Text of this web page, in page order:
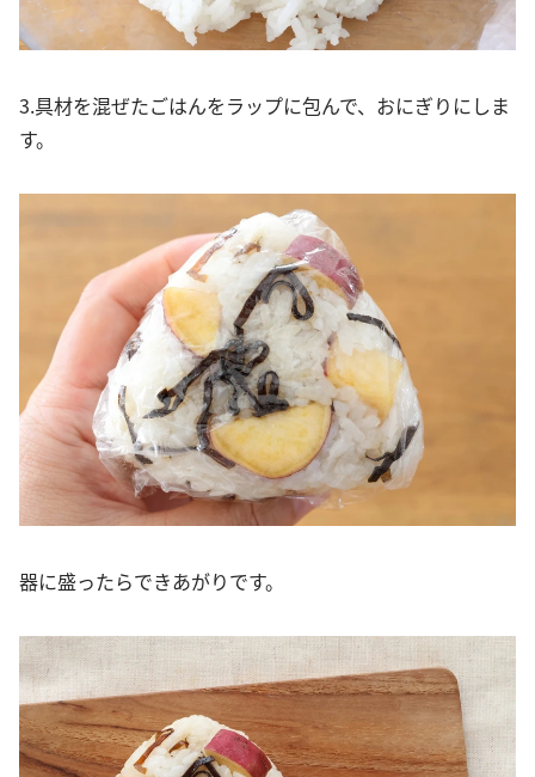
3.具材を混ぜたごはんをラップに包んで、おにぎりにしま
す。
器に盛ったらできあがりです。